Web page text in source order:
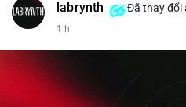
✅ Email:labrynth Đã thay đổi
1 h